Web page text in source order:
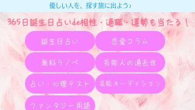
365日誕生日占いde相性・適職・​運勢も当たる！
優しい人を、探す旅に出よう♪
誕生日占い 恋愛コラム
無料ラノベ 芸能人の過去世
占い・心理テスト 芸能オーディション
ファンタジー用語